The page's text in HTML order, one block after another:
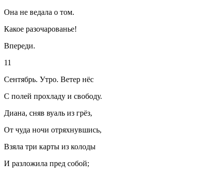
Она не ведала о том.
Какое разочарованье!
Впереди.
11
Сентябрь. Утро. Ветер нёс
С полей прохладу и свободу.
Диана, сняв вуаль из грёз,
От чуда ночи отряхнувшись,
Взяла три карты из колоды
И разложила пред собой;